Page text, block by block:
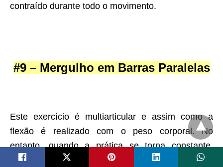
contraído durante todo o movimento.
#9 – Mergulho em Barras Paralelas
Este exercício é multiarticular e assim como a
flexão é realizado com o peso corporal. No
entanto, quando a prática se torna constante,
pode-se adicionar mais sobrecarga.